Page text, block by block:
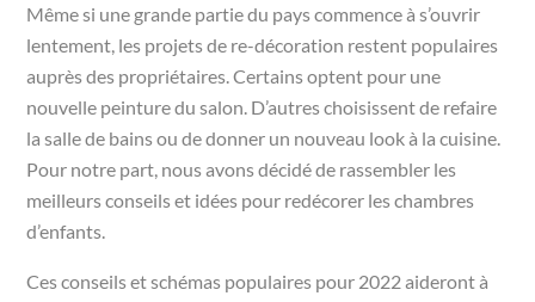
Même si une grande partie du pays commence à s’ouvrir
lentement, les projets de re-décoration restent populaires
auprès des propriétaires. Certains optent pour une
nouvelle peinture du salon. D’autres choisissent de refaire
la salle de bains ou de donner un nouveau look à la cuisine.
Pour notre part, nous avons décidé de rassembler les
meilleurs conseils et idées pour redécorer les chambres
d’enfants.
Ces conseils et schémas populaires pour 2022 aideront à